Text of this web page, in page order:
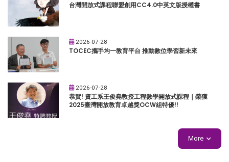
台灣開放式課程聯盟創用CC4.0中英文版授權書
2026-07-28
TOCEC攜手均一教育平台 推動數位學習新未來
2026-07-28
恭賀! 資工系王俊堯教授工程數學開放式課程｜榮獲
2025臺灣開放教育卓越獎OCW組特優!!
More